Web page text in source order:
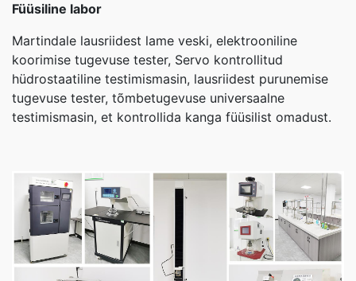
Füüsiline labor
Martindale lausriidest lame veski, elektrooniline
koorimise tugevuse tester, Servo kontrollitud
hüdrostaatiline testimismasin, lausriidest purunemise
tugevuse tester, tõmbetugevuse universaalne
testimismasin, et kontrollida kanga füüsilist omadust.